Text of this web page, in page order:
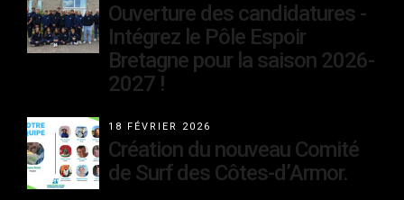
Ouverture des candidatures -
Intégrez le Pôle Espoir
Bretagne pour la saison 2026-
2027 !
18 FÉVRIER 2026
Création du nouveau Comité
de Surf des Côtes-d’Armor.